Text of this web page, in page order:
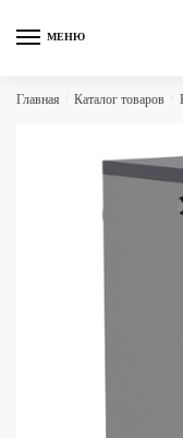
МЕНЮ
Главная Каталог товаров